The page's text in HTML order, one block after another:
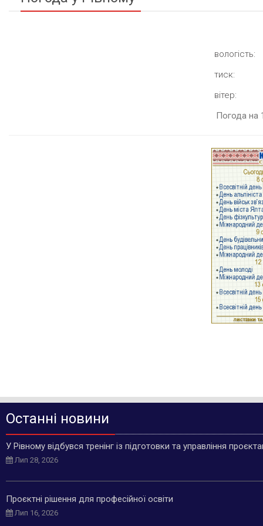
вологість:
тиск:
вітер:
Погода на
Останні новини
У Рівному відбувся тренінг із підготовки та управління
Лип 28, 2026
Проєктні рішення для професійної освіти
Лип 16, 2026